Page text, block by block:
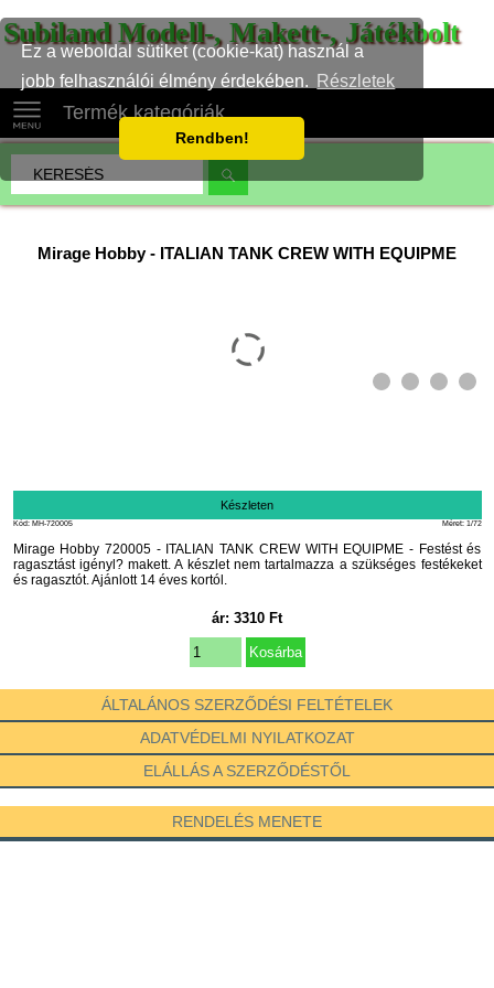
Ez a weboldal sütiket (cookie-kat) használ a
jobb felhasználói élmény érdekében.
Részletek
Rendben!
Subiland Modell-, Makett-, Játékbolt
Termék kategóriák
Mirage Hobby- ITALIAN TANK CREW WITH EQUIPME
Készleten
Méret: 1/72
Kód: MH-720005
Mirage Hobby 720005 - ITALIAN TANK CREW WITH EQUIPME - Festést és
ragasztást igényl? makett. A készlet nem tartalmazza a szükséges festékeket
és ragasztót. Ajánlott 14 éves kortól.
ár: 3310 Ft
ÁLTALÁNOS SZERZŐDÉSI FELTÉTELEK
ADATVÉDELMI NYILATKOZAT
ELÁLLÁS A SZERZŐDÉSTŐL
RENDELÉS MENETE